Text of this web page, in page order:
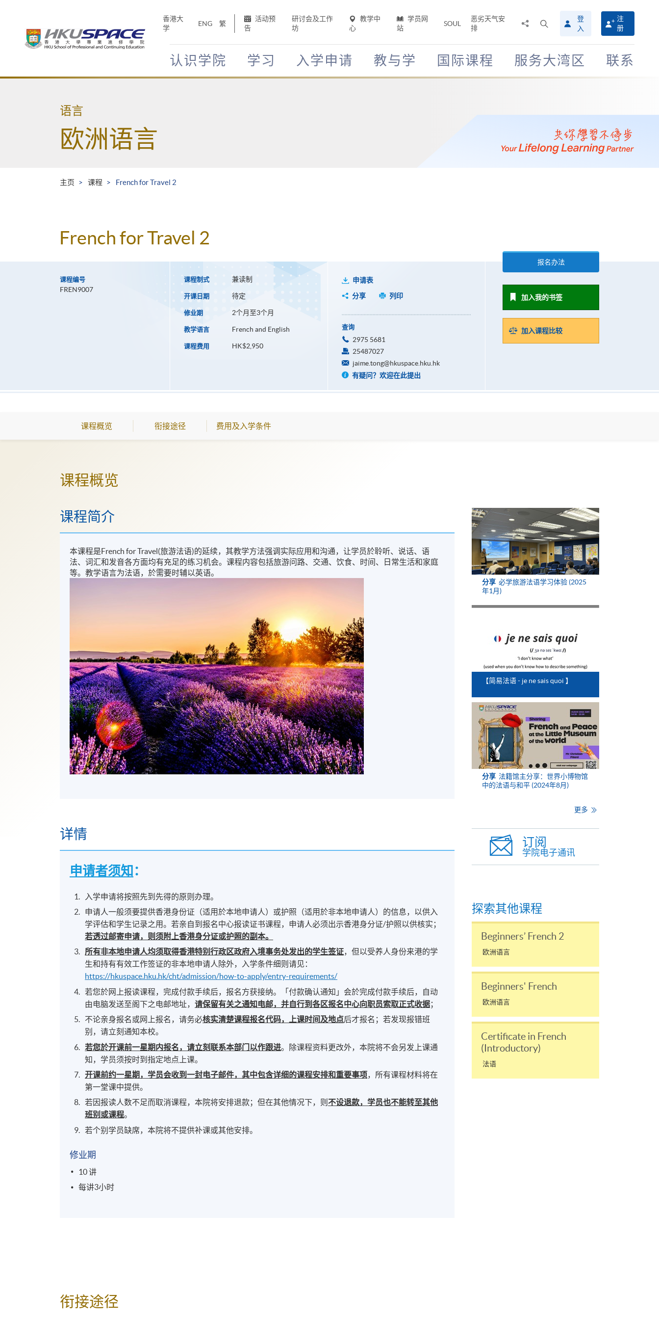
香港大
学
ENG 繁
活动预
告
研讨会及工作
坊
教学中
心
学员网
站
SOUL
恶劣天气安
排
搜
寻
介
面
登
入
注
册
认识学院 学习 入学申请 教与学 国际课程 服务大湾区 联系
Main
语言
欧洲语言
主页 课程 French for Travel 2
French for Travel 2
课程编号
FREN9007
课程制式 兼读制
开课日期 待定
修业期 2个月至3个月
教学语言 French and English
课程费用 HK$2,950
申请表
分享
列印
查询
2975 5681
25487027
jaime.tong@hkuspace.hku.hk
有疑问？欢迎在此提出
报名办法
加入我的书签
加入课程比较
课程概览 衔接途径 费用及入学条件
课程概览
课程简介
本课程是French for Travel(旅游法语)的延续，其教学方法强调实际应用和沟通，让学员於聆听、说话、语
法、词汇和发音各方面均有充足的练习机会。课程内容包括旅游问路、交通、饮食、时间、日常生活和家庭
等。教学语言为法语，於需要时辅以英语。
详情
申请者须知 ：
入学申请将按照先到先得的原则办理。
申请人一般须要提供香港身份证（适用於本地申请人）或护照（适用於非本地申请人）的信息，以供入
学评估和学生记录之用。若亲自到报名中心报读证书课程，申请人必须出示香港身分证/护照以供核实；
若透过邮寄申请，则须附上香港身分证或护照的副本。
所有非本地申请人均须取得香港特别行政区政府入境事务处发出的学生签证，但以受养人身份来港的学
生和持有有效工作签证的非本地申请人除外，入学条件细则请见：
https://hkuspace.hku.hk/cht/admission/how-to-apply/entry-requirements/
若您於网上报读课程，完成付款手续后，报名方获接纳。「付款确认通知」会於完成付款手续后，自动
由电脑发送至阁下之电邮地址，请保留有关之通知电邮，并自行到各区报名中心向职员索取正式收据；
不论亲身报名或网上报名，请务必核实清楚课程报名代码，上课时间及地点后才报名；若发现报错班
别，请立刻通知本校。
若您於开课前一星期内报名，请立刻联系本部门以作跟进。除课程资料更改外，本院将不会另发上课通
知，学员须按时到指定地点上课。
开课前约一星期，学员会收到一封电子邮件，其中包含详细的课程安排和重要事项，所有课程材料将在
第一堂课中提供。
若因报读人数不足而取消课程，本院将安排退款；但在其他情况下，则不设退款，学员也不能转至其他
班别或课程。
若个别学员缺席，本院将不提供补课或其他安排。
修业期
10 讲
每讲3小时
衔接途径
分享 必学旅游法语学习体验 (2025
年1月)
【简易法语 - je ne sais quoi 】
分享 法籍馆主分享：世界小博物馆
中的法语与和平 (2024年8月)
更多
订阅
学院电子通讯
探索其他课程
Beginners’ French 2
欧洲语言
Beginners' French
欧洲语言
Certificate in French
(Introductory)
法语